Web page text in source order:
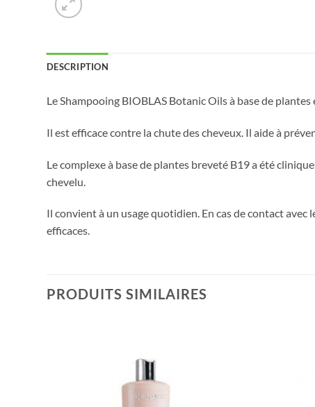
DESCRIPTION
Le Shampooing BIOBLAS Botanic Oils à base de plantes
Il est efficace contre la chute des cheveux. Il aide à
Le complexe à base de plantes breveté B19 a été
chevelu.
Il convient à un usage quotidien. En cas de contact
efficaces.
PRODUITS SIMILAIRES